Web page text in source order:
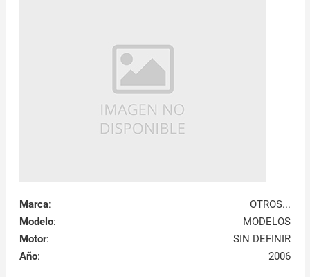
Marca:
OTROS...
Modelo:
MODELOS
Motor:
SIN DEFINIR
Año: 2006